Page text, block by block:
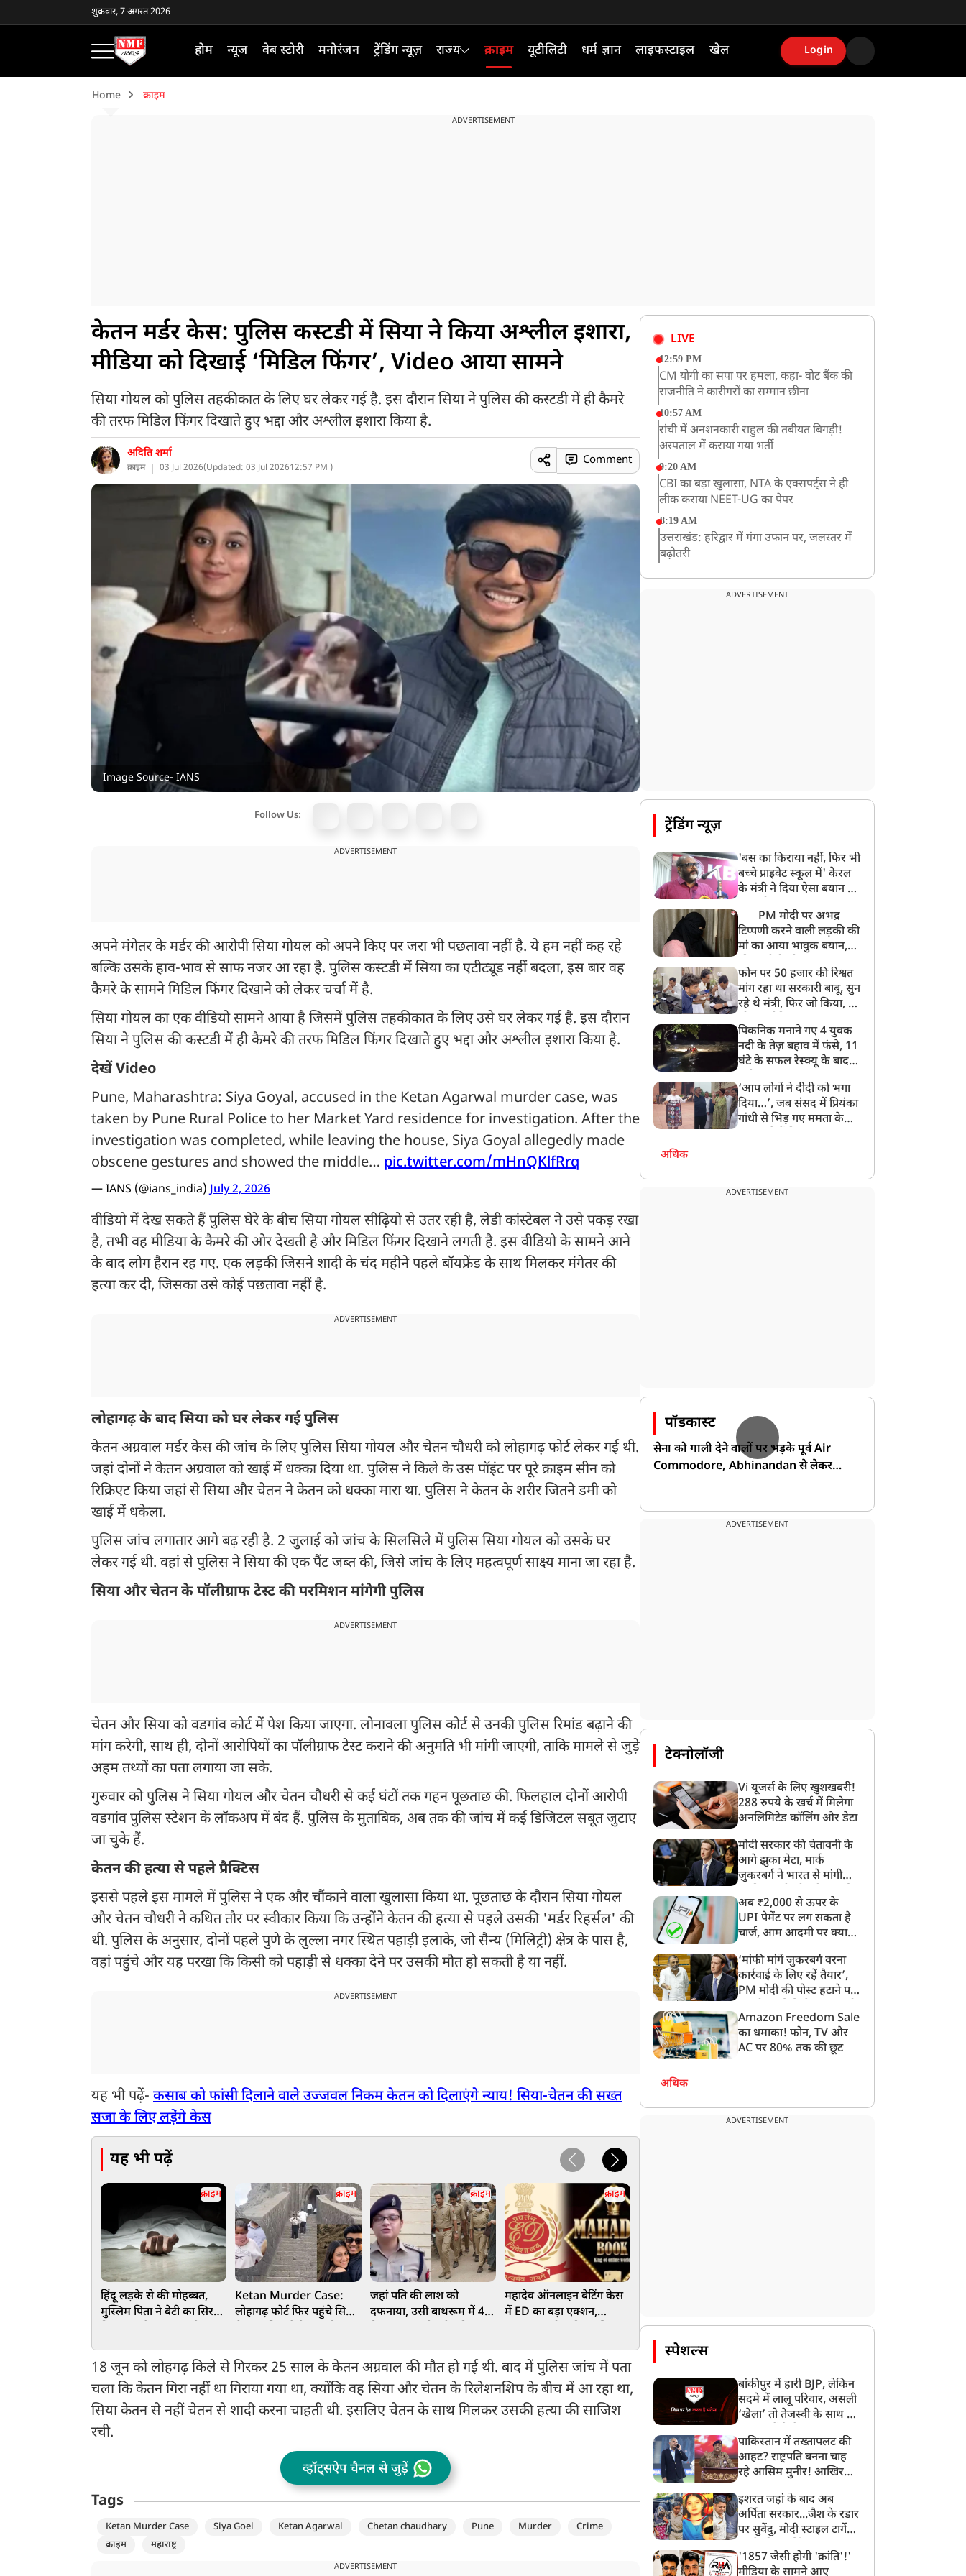
शुक्रवार, 7 अगस्त 2026
होम न्यूज वेब स्टोरी मनोरंजन ट्रेंडिंग न्यूज़ राज्य क्राइम यूटीलिटी धर्म ज्ञान लाइफस्टाइल खेल Login
Home क्राइम
ADVERTISEMENT
केतन मर्डर केस: पुलिस कस्टडी में सिया ने किया अश्लील इशारा,
मीडिया को दिखाई ‘मिडिल फिंगर’, Video आया सामने
सिया गोयल को पुलिस तहकीकात के लिए घर लेकर गई है. इस दौरान सिया ने पुलिस की कस्टडी में ही कैमरे
की तरफ मिडिल फिंगर दिखाते हुए भद्दा और अश्लील इशारा किया है.
अदिति शर्मा
क्राइम 03 Jul 2026(Updated: 03 Jul 202612:57 PM )
Comment
Image Source- IANS
Follow Us:
ADVERTISEMENT
अपने मंगेतर के मर्डर की आरोपी सिया गोयल को अपने किए पर जरा भी पछतावा नहीं है. ये हम नहीं कह रहे
बल्कि उसके हाव-भाव से साफ नजर आ रहा है. पुलिस कस्टडी में सिया का एटीट्यूड नहीं बदला, इस बार वह
कैमरे के सामने मिडिल फिंगर दिखाने को लेकर चर्चा में है.
सिया गोयल का एक वीडियो सामने आया है जिसमें पुलिस तहकीकात के लिए उसे घर लेकर गई है. इस दौरान
सिया ने पुलिस की कस्टडी में ही कैमरे की तरफ मिडिल फिंगर दिखाते हुए भद्दा और अश्लील इशारा किया है.
देखें Video
Pune, Maharashtra: Siya Goyal, accused in the Ketan Agarwal murder case, was
taken by Pune Rural Police to her Market Yard residence for investigation. After the
investigation was completed, while leaving the house, Siya Goyal allegedly made
obscene gestures and showed the middle… pic.twitter.com/mHnQKlfRrq
— IANS (@ians_india)July 2, 2026
वीडियो में देख सकते हैं पुलिस घेरे के बीच सिया गोयल सीढ़ियो से उतर रही है, लेडी कांस्टेबल ने उसे पकड़ रखा
है, तभी वह मीडिया के कैमरे की ओर देखती है और मिडिल फिंगर दिखाने लगती है. इस वीडियो के सामने आने
के बाद लोग हैरान रह गए. एक लड़की जिसने शादी के चंद महीने पहले बॉयफ्रेंड के साथ मिलकर मंगेतर की
हत्या कर दी, जिसका उसे कोई पछतावा नहीं है.
ADVERTISEMENT
लोहागढ़ के बाद सिया को घर लेकर गई पुलिस
केतन अग्रवाल मर्डर केस की जांच के लिए पुलिस सिया गोयल और चेतन चौधरी को लोहागढ़ फोर्ट लेकर गई थी.
जहां दोनों ने केतन अग्रवाल को खाई में धक्का दिया था. पुलिस ने किले के उस पॉइंट पर पूरे क्राइम सीन को
रिक्रिएट किया जहां से सिया और चेतन ने केतन को धक्का मारा था. पुलिस ने केतन के शरीर जितने डमी को
खाई में धकेला.
पुलिस जांच लगातार आगे बढ़ रही है. 2 जुलाई को जांच के सिलसिले में पुलिस सिया गोयल को उसके घर
लेकर गई थी. वहां से पुलिस ने सिया की एक पैंट जब्त की, जिसे जांच के लिए महत्वपूर्ण साक्ष्य माना जा रहा है.
सिया और चेतन के पॉलीग्राफ टेस्ट की परमिशन मांगेगी पुलिस
ADVERTISEMENT
चेतन और सिया को वडगांव कोर्ट में पेश किया जाएगा. लोनावला पुलिस कोर्ट से उनकी पुलिस रिमांड बढ़ाने की
मांग करेगी, साथ ही, दोनों आरोपियों का पॉलीग्राफ टेस्ट कराने की अनुमति भी मांगी जाएगी, ताकि मामले से जुड़े
अहम तथ्यों का पता लगाया जा सके.
गुरुवार को पुलिस ने सिया गोयल और चेतन चौधरी से कई घंटों तक गहन पूछताछ की. फिलहाल दोनों आरोपी
वडगांव पुलिस स्टेशन के लॉकअप में बंद हैं. पुलिस के मुताबिक, अब तक की जांच में कई डिजिटल सबूत जुटाए
जा चुके हैं.
केतन की हत्या से पहले प्रैक्टिस
इससे पहले इस मामले में पुलिस ने एक और चौंकाने वाला खुलासा किया था. पूछताछ के दौरान सिया गोयल
और चेतन चौधरी ने कथित तौर पर स्वीकार किया कि उन्होंने केतन की हत्या से पहले उसकी 'मर्डर रिहर्सल' की
थी. पुलिस के अनुसार, दोनों पहले पुणे के लुल्ला नगर स्थित पहाड़ी इलाके, जो सैन्य (मिलिट्री) क्षेत्र के पास है,
वहां पहुंचे और यह परखा कि किसी को पहाड़ी से धक्का देने पर उसकी मौत हो सकती है या नहीं.
ADVERTISEMENT
यह भी पढ़ें- कसाब को फांसी दिलाने वाले उज्जवल निकम केतन को दिलाएंगे न्याय! सिया-चेतन की सख्त
सजा के लिए लडे़ंगे केस
यह भी पढ़ें
क्राइम
हिंदू लड़के से की मोहब्बत,
मुस्लिम पिता ने बेटी का सिर
क्राइम
Ketan Murder Case:
लोहागढ़ फोर्ट फिर पहुंचे सिया-
किया, Video
क्राइम
जहां पति की लाश को
दफनाया, उसी बाथरूम में 45
खौफनाक वारदात
क्राइम
महादेव ऑनलाइन बेटिंग केस
में ED का बड़ा एक्शन,
आते ही कर डाली 6 लोगों की
हत्या, पत्नी और नवजात बच्चे
को भी नहीं बख्शा
गिरफ्तार, 100 से अधिक
18 जून को लोहगढ़ किले से गिरकर 25 साल के केतन अग्रवाल की मौत हो गई थी. बाद में पुलिस जांच में पता
चला कि केतन गिरा नहीं था गिराया गया था, क्योंकि वह सिया और चेतन के रिलेशनशिप के बीच में आ रहा था,
सिया केतन से नहीं चेतन से शादी करना चाहती थी. इसलिए चेतन के साथ मिलकर उसकी हत्या की साजिश
रची.
व्हॉट्सऐप चैनल से जुड़ें
Tags
Ketan Murder Case Siya Goel Ketan Agarwal Chetan chaudhary Pune Murder
Crime
क्राइम
महाराष्ट्र
ADVERTISEMENT
LIVE
12:59 PM
CM योगी का सपा पर हमला, कहा- वोट बैंक की
राजनीति ने कारीगरों का सम्मान छीना
10:57 AM
रांची में अनशनकारी राहुल की तबीयत बिगड़ी!
अस्पताल में कराया गया भर्ती
9:20 AM
CBI का बड़ा खुलासा, NTA के एक्सपर्ट्स ने ही
लीक कराया NEET-UG का पेपर
8:19 AM
उत्तराखंड: हरिद्वार में गंगा उफान पर, जलस्तर में
बढ़ोतरी
UP: लखनऊ में चलती कार में लगी आग, युवक
ADVERTISEMENT
ट्रेंडिंग न्यूज़
'बस का किराया नहीं, फिर भी
बच्चे प्राइवेट स्कूल में' केरल
के मंत्री ने दिया ऐसा बयान की
PM मोदी पर अभद्र
टिप्पणी करने वाली लड़की की
मां का आया भावुक बयान,
बेटी को गोद लें प्रधानमंत्री
फोन पर 50 हजार की रिश्वत
मांग रहा था सरकारी बाबू, सुन
रहे थे मंत्री, फिर जो किया, वो
पिकनिक मनाने गए 4 युवक
नदी के तेज़ बहाव में फंसे, 11
घंटे के सफल रेस्क्यू के बाद
‘आप लोगों ने दीदी को भगा
दिया…’, जब संसद में प्रियंका
गांधी से भिड़ गए ममता के
अधिक
ADVERTISEMENT
पॉडकास्ट
सेना को गाली देने वालों पर भड़के पूर्व Air
Commodore, Abhinandan से लेकर
ADVERTISEMENT
टेक्नोलॉजी
Vi यूजर्स के लिए खुशखबरी!
288 रुपये के खर्च में मिलेगा
अनलिमिटेड कॉलिंग और डेटा
मोदी सरकार की चेतावनी के
आगे झुका मेटा, मार्क
ज़ुकरबर्ग ने भारत से मांगी
अब ₹2,000 से ऊपर के
UPI पेमेंट पर लग सकता है
चार्ज, आम आदमी पर क्या
‘मांफी मांगें जुकरबर्ग वरना
कार्रवाई के लिए रहें तैयार’,
PM मोदी की पोस्ट हटाने पर
लगाई फटकार
Amazon Freedom Sale
का धमाका! फोन, TV और
AC पर 80% तक की छूट
अधिक
ADVERTISEMENT
स्पेशल्स
बांकीपुर में हारी BJP, लेकिन
सदमे में लालू परिवार, असली
‘खेला’ तो तेजस्वी के साथ हो
पाकिस्तान में तख्तापलट की
आहट? राष्ट्रपति बनना चाह
रहे आसिम मुनीर! आखिर
बनाया मोहरा?
इशरत जहां के बाद अब
अर्पिता सरकार...जैश के रडार
पर सुवेंदु, मोदी स्टाइल टार्गेट
बड़ा एक्शन!
'1857 जैसी होगी 'क्रांति'!'
मीडिया के सामने आए